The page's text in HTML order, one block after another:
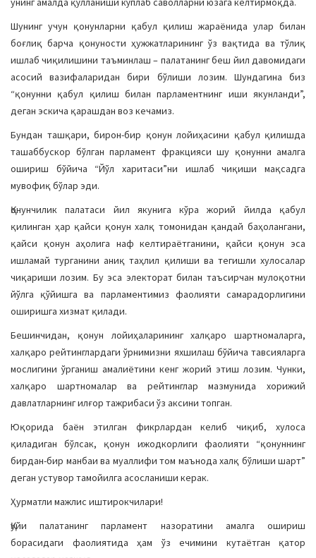
Шунинг учун қонунларни қабул қилиш жараёнида улар билан
боғлиқ барча қонуности ҳужжатларининг ўз вақтида ва тўлиқ
ишлаб чиқилишини таъминлаш – палатанинг беш йил давомидаги
асосий вазифаларидан бири бўлиши лозим. Шундагина биз
“қонунни қабул қилиш билан парламентнинг иши якунланди”,
деган эскича қарашдан воз кечамиз.
Бундан ташқари, бирон-бир қонун лойиҳасини қабул қилишда
ташаббускор бўлган парламент фракцияси шу қонунни амалга
ошириш бўйича “Йўл харитаси”ни ишлаб чиқиши мақсадга
мувофиқ бўлар эди.
Қонунчилик палатаси йил якунига кўра жорий йилда қабул
қилинган ҳар қайси қонун халқ томонидан қандай баҳолангани,
қайси қонун аҳолига наф келтираётганини, қайси қонун эса
ишламай турганини аниқ таҳлил қилиши ва тегишли хулосалар
чиқариши лозим. Бу эса электорат билан таъсирчан мулоқотни
йўлга қўйишга ва парламентимиз фаолияти самарадорлигини
оширишга хизмат қилади.
Бешинчидан, қонун лойиҳаларининг халқаро шартномаларга,
халқаро рейтинглардаги ўрнимизни яхшилаш бўйича тавсияларга
мослигини ўрганиш амалиётини кенг жорий этиш лозим. Чунки,
халқаро шартномалар ва рейтинглар мазмунида хорижий
давлатларнинг илғор тажрибаси ўз аксини топган.
Юқорида баён этилган фикрлардан келиб чиқиб, хулоса
қиладиган бўлсак, қонун ижодкорлиги фаолияти “қонуннинг
бирдан-бир манбаи ва муаллифи том маънода халқ бўлиши шарт”
деган устувор тамойилга асосланиши керак.
Ҳурматли мажлис иштирокчилари!
Қуйи палатанинг парламент назоратини амалга ошириш
борасидаги фаолиятида ҳам ўз ечимини кутаётган қатор